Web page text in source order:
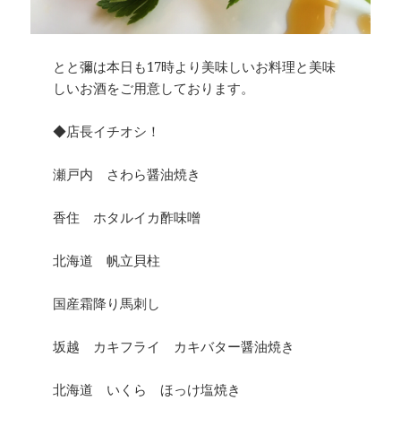
とと彌は本日も17時より美味しいお料理と美味
しいお酒をご用意しております。
◆店長イチオシ！
瀬戸内 さわら醤油焼き
香住 ホタルイカ酢味噌
北海道 帆立貝柱
国産霜降り馬刺し
坂越 カキフライ カキバター醤油焼き
北海道 いくら ほっけ塩焼き